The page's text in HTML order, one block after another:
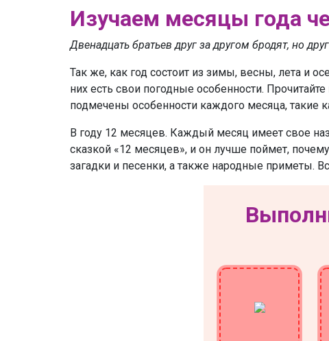
Изучаем месяцы года
Двенадцать братьев друг за другом бродят, но
Так же, как год состоит из зимы, весны, лета и
них есть свои погодные особенности.
подмечены особенности каждого месяца, такие
В году 12 месяцев. Каждый месяц имеет свое
сказкой «12 месяцев», и он лучше поймет,
загадки и песенки, а также народные приметы.